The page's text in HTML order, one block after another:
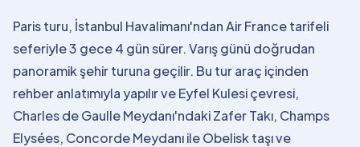
Paris turu, İstanbul Havalimanı'ndan Air France tarifeli
seferiyle 3 gece 4 gün sürer. Varış günü doğrudan
panoramik şehir turuna geçilir. Bu tur araç içinden
rehber anlatımıyla yapılır ve Eyfel Kulesi çevresi,
Charles de Gaulle Meydanı'ndaki Zafer Takı, Champs
Elysées, Concorde Meydanı ile Obelisk taşı ve